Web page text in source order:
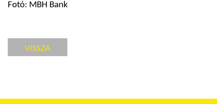
Fotó: MBH Bank
VISSZA